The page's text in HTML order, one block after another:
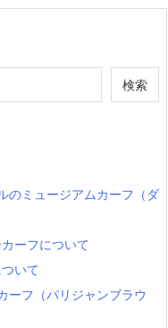
検索
のミュージアムカーフ（ダ
ーフについて
いて
ーフ（パリジャンブラウ